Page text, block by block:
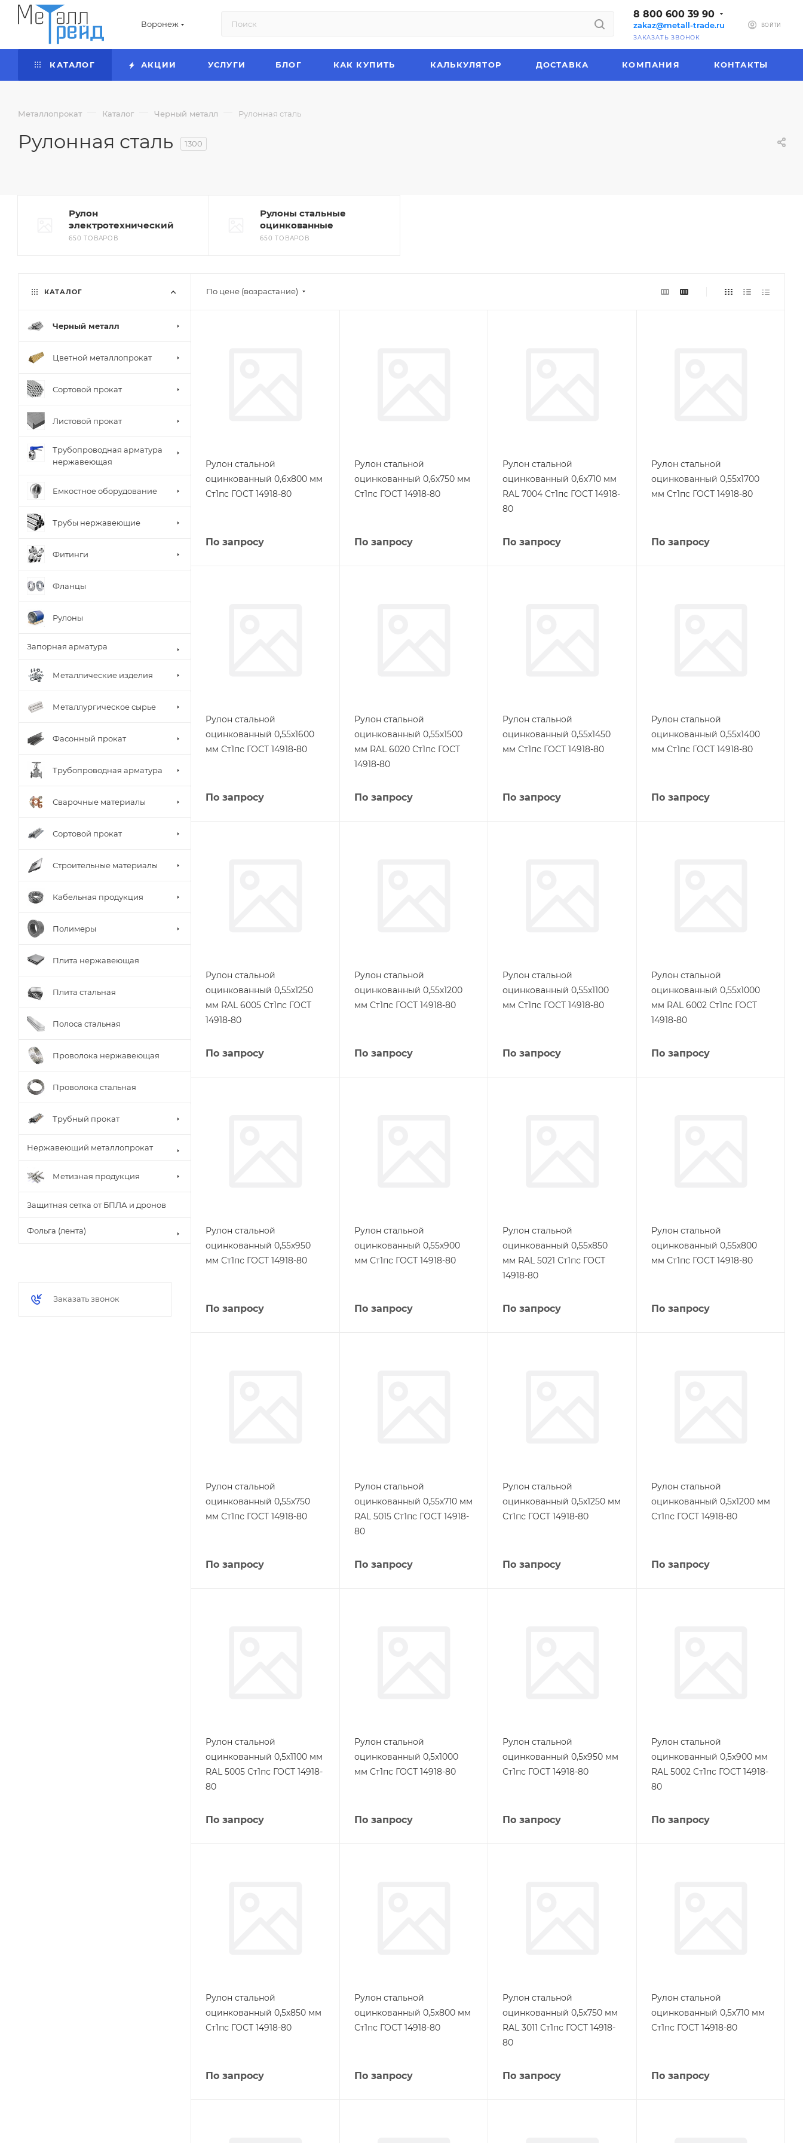
Воронеж
8 800 600 39 90
zakaz@metall-trade.ru
ЗАКАЗАТЬ ЗВОНОК
ВОЙТИ
КАТАЛОГ АКЦИИ УСЛУГИ БЛОГ КАК КУПИТЬ КАЛЬКУЛЯТОР ДОСТАВКА КОМПАНИЯ КОНТАКТЫ
Металлопрокат — Каталог — Черный металл — Рулонная сталь
Рулонная сталь 1300
Рулон
электротехнический
650 ТОВАРОВ
Рулоны стальные
оцинкованные
650 ТОВАРОВ
По цене (возрастание)
Рулон стальной
оцинкованный 0,6х800 мм
Ст1пс ГОСТ 14918-80
По запросу
Рулон стальной
оцинкованный 0,6х750 мм
Ст1пс ГОСТ 14918-80
По запросу
Рулон стальной
оцинкованный 0,6х710 мм
RAL 7004 Ст1пс ГОСТ 14918-
80
По запросу
Рулон стальной
оцинкованный 0,55х1700
мм Ст1пс ГОСТ 14918-80
По запросу
Рулон стальной
оцинкованный 0,55х1600
мм Ст1пс ГОСТ 14918-80
По запросу
Рулон стальной
оцинкованный 0,55х1500
мм RAL 6020 Ст1пс ГОСТ
14918-80
По запросу
Рулон стальной
оцинкованный 0,55х1450
мм Ст1пс ГОСТ 14918-80
По запросу
Рулон стальной
оцинкованный 0,55х1400
мм Ст1пс ГОСТ 14918-80
По запросу
Рулон стальной
оцинкованный 0,55х1250
мм RAL 6005 Ст1пс ГОСТ
14918-80
По запросу
Рулон стальной
оцинкованный 0,55х1200
мм Ст1пс ГОСТ 14918-80
По запросу
Рулон стальной
оцинкованный 0,55х1100
мм Ст1пс ГОСТ 14918-80
По запросу
Рулон стальной
оцинкованный 0,55х1000
мм RAL 6002 Ст1пс ГОСТ
14918-80
По запросу
Рулон стальной
оцинкованный 0,55х950
мм Ст1пс ГОСТ 14918-80
По запросу
Рулон стальной
оцинкованный 0,55х900
мм Ст1пс ГОСТ 14918-80
По запросу
Рулон стальной
оцинкованный 0,55х850
мм RAL 5021 Ст1пс ГОСТ
14918-80
По запросу
Рулон стальной
оцинкованный 0,55х800
мм Ст1пс ГОСТ 14918-80
По запросу
Рулон стальной
оцинкованный 0,55х750
мм Ст1пс ГОСТ 14918-80
По запросу
Рулон стальной
оцинкованный 0,55х710 мм
RAL 5015 Ст1пс ГОСТ 14918-
80
По запросу
Рулон стальной
оцинкованный 0,5х1250 мм
Ст1пс ГОСТ 14918-80
По запросу
Рулон стальной
оцинкованный 0,5х1200 мм
Ст1пс ГОСТ 14918-80
По запросу
Рулон стальной
оцинкованный 0,5х1100 мм
RAL 5005 Ст1пс ГОСТ 14918-
80
По запросу
Рулон стальной
оцинкованный 0,5х1000
мм Ст1пс ГОСТ 14918-80
По запросу
Рулон стальной
оцинкованный 0,5х950 мм
Ст1пс ГОСТ 14918-80
По запросу
Рулон стальной
оцинкованный 0,5х900 мм
RAL 5002 Ст1пс ГОСТ 14918-
80
По запросу
Рулон стальной
оцинкованный 0,5х850 мм
Ст1пс ГОСТ 14918-80
По запросу
Рулон стальной
оцинкованный 0,5х800 мм
Ст1пс ГОСТ 14918-80
По запросу
Рулон стальной
оцинкованный 0,5х750 мм
RAL 3011 Ст1пс ГОСТ 14918-
80
По запросу
Рулон стальной
оцинкованный 0,5х710 мм
Ст1пс ГОСТ 14918-80
По запросу
КАТАЛОГ
Черный металл
Цветной металлопрокат
Сортовой прокат
Листовой прокат
Трубопроводная арматура
нержавеющая
Емкостное оборудование
Трубы нержавеющие
Фитинги
Фланцы
Рулоны
Запорная арматура
Металлические изделия
Металлургическое сырье
Фасонный прокат
Трубопроводная арматура
Сварочные материалы
Сортовой прокат
Строительные материалы
Кабельная продукция
Полимеры
Плита нержавеющая
Плита стальная
Полоса стальная
Проволока нержавеющая
Проволока стальная
Трубный прокат
Нержавеющий металлопрокат
Метизная продукция
Защитная сетка от БПЛА и дронов
Фольга (лента)
Заказать звонок